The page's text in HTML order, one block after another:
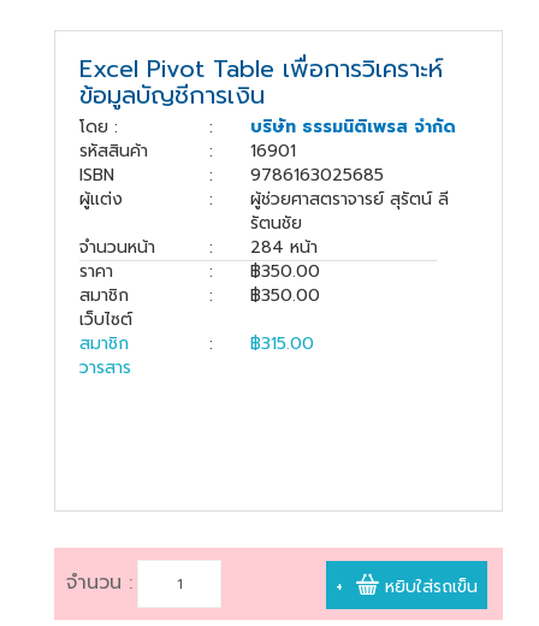
Excel Pivot Table เพื่อการวิเคราะห์
ข้อมูลบัญชีการเงิน
โดย : :
บริษัท ธรรมนิติเพรส จำกัด
รหัสสินค้า
:
16901
ISBN
:
9786163025685
ผู้แต่ง
:
ผู้ช่วยศาสตราจารย์ สุรัตน์ ลี
รัตนชัย
จำนวนหน้า
:
284 หน้า
ราคา
:
฿350.00
สมาชิก
เว็บไซต์
:
฿350.00
สมาชิก
วารสาร
: ฿315.00
จำนวน : หยิบใส่รถเข็น